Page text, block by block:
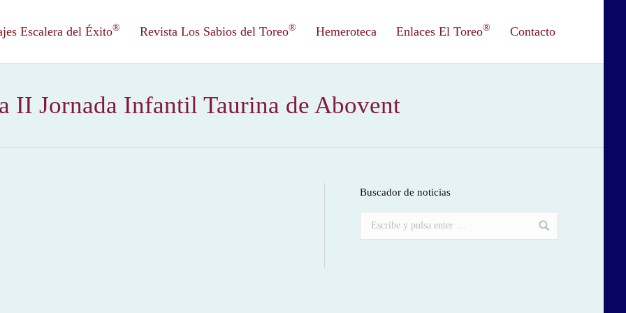
Escalera del Éxito® Revista Los Sabios del Toreo® Hemeroteca Enlaces El Toreo® Contacto
II Jornada Infantil Taurina de Abovent
Buscador de noticias